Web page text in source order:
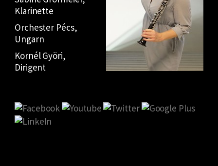
Klarinette
Orchester Pécs,
Ungarn
Kornél Györi,
Dirigent